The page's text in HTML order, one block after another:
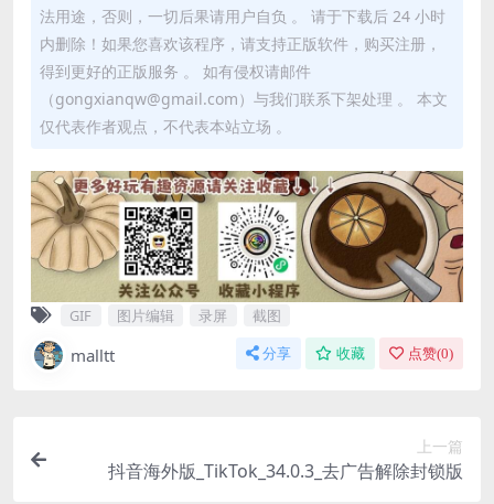
法用途，否则，一切后果请用户自负 。 请于下载后 24 小时
内删除！如果您喜欢该程序，请支持正版软件，购买注册，
得到更好的正版服务 。 如有侵权请邮件
（gongxianqw@gmail.com）与我们联系下架处理 。 本文
仅代表作者观点，不代表本站立场 。
GIF 图片编辑 录屏 截图
malltt 分享 收藏 点赞(0)
上一篇
抖音海外版_TikTok_34.0.3_去广告解除封锁版